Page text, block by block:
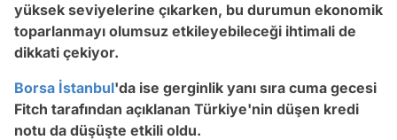
yüksek seviyelerine çıkarken, bu durumun ekonomik
toparlanmayı olumsuz etkileyebileceği ihtimali de
dikkati çekiyor.
Borsa İstanbul'da ise gerginlik yanı sıra cuma gecesi
Fitch tarafından açıklanan Türkiye'nin düşen kredi
notu da düşüşte etkili oldu.